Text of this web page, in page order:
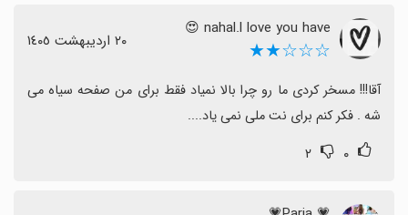
nahal.l love you have 😍
☆☆☆★★ ٢٠ اردیبهشت ١٤٠٥
شه . فکر کنم برای نت ملی نمی یاد....
۰ ۲